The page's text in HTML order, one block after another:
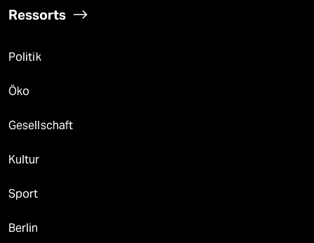
Ressorts
Politik
Öko
Gesellschaft
Kultur
Sport
Berlin